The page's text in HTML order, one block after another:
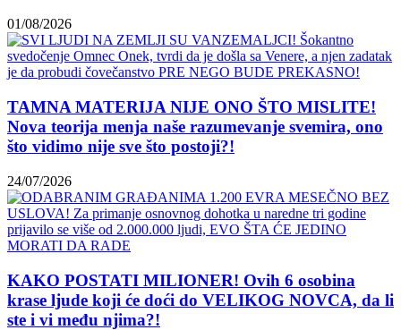
01/08/2026
TAMNA MATERIJA NIJE ONO ŠTO MISLITE!
Nova teorija menja naše razumevanje svemira, ono
što vidimo nije sve što postoji?!
24/07/2026
KAKO POSTATI MILIONER! Ovih 6 osobina
krase ljude koji će doći do VELIKOG NOVCA, da li
ste i vi među njima?!